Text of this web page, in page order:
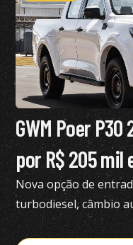
GWM Poer
por R$ 205 mil
Nova opção de
turbodiesel, câmbio
de tração 4×4